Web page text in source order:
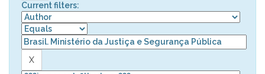
Current filters: